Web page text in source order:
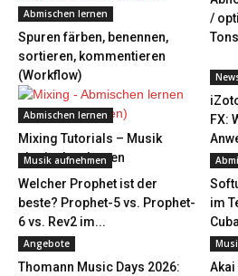
Abmischen lernen
Spuren färben, benennen,
sortieren, kommentieren
(Workflow)
/
Abmischen lernen
Mixing Tutorials – Musik
abmischen lernen
FX:
Musik aufnehmen
Welcher Prophet ist der
beste? Prophet-5 vs. Prophet-
6 vs. Rev2 im...
im
Angebote
Thomann Music Days 2026:
Akai